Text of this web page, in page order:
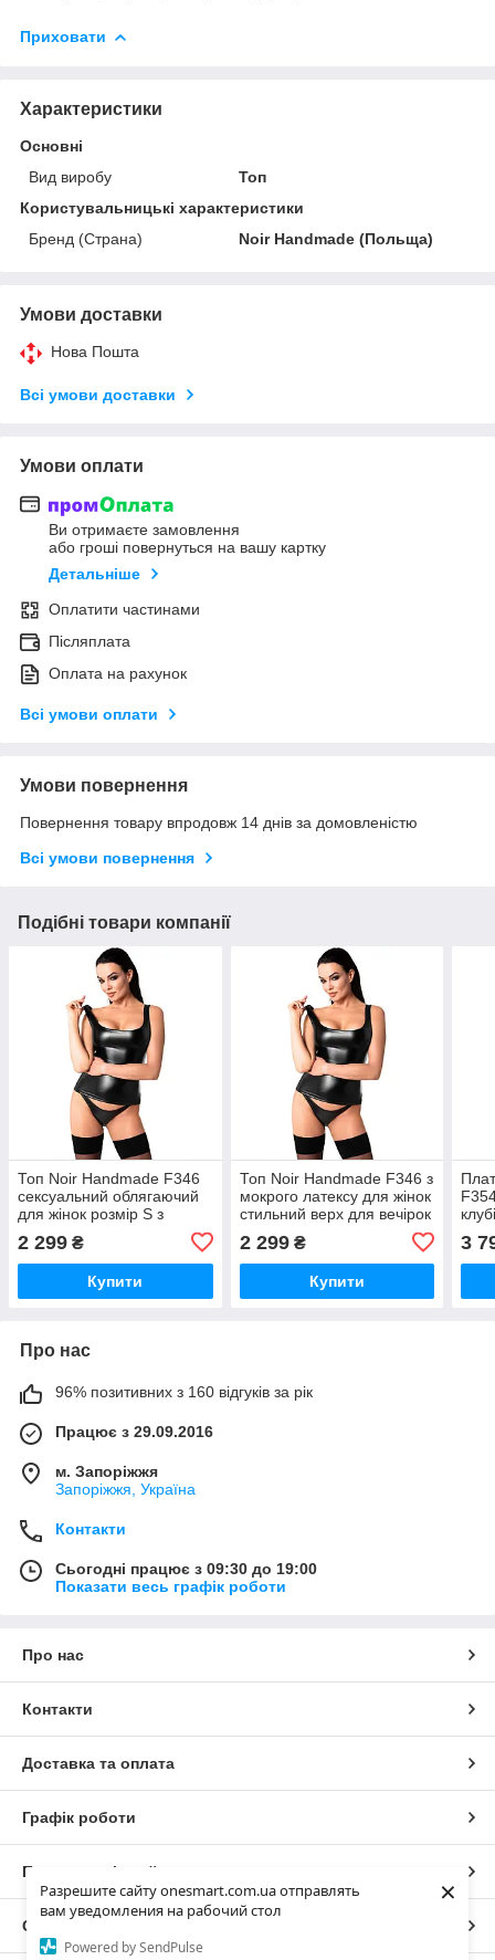
Разрешите сайту onesmart.com.ua отправлять
вам уведомления на рабочий стол
Powered by SendPulse
×
Приховати
Характеристики
Основні
Вид виробу
Топ
Користувальницькі характеристики
Бренд (Страна)
Noir Handmade (Польща)
Умови доставки
Нова Пошта
Всі умови доставки
Умови оплати
Ви отримаєте замовлення
або гроші повернуться на вашу картку
Детальніше
Оплатити частинами
Післяплата
Оплата на рахунок
Всі умови оплати
Умови повернення
Повернення товару впродовж 14 днів за домовленістю
Всі умови повернення
Подібні товари компанії
Топ Noir Handmade F346
сексуальний облягаючий
для жінок розмір S з
2 299 ₴
Купити
Топ Noir Handmade F346 з
мокрого латексу для жінок
стильний верх для вечірок
2 299₴
Купити
3
Про нас
96% позитивних з 160 відгуків за рік
Працює з 29.09.2016
м. Запоріжжя
Запоріжжя, Україна
Контакти
Сьогодні працює з 09:30 до 19:00
Показати весь графік роботи
Про нас
Контакти
Доставка та оплата
Графік роботи
Повна версія сайту
Сайт створено на маркетплейсі